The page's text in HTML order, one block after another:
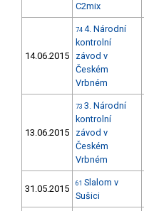
C2mix
14.06.2015
74 4. Národní
kontrolní
závod v
Českém
Vrbném
13.06.2015
73 3. Národní
kontrolní
závod v
Českém
Vrbném
31.05.2015 61 Slalom v
Sušici